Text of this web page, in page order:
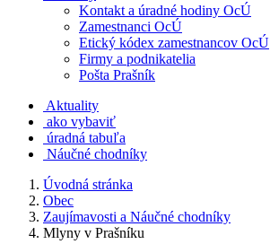
Kontakt a úradné hodiny OcÚ
Zamestnanci OcÚ
Etický kódex zamestnancov OcÚ
Firmy a podnikatelia
Pošta Prašník
Aktuality
ako vybaviť
úradná tabuľa
Náučné chodníky
Úvodná stránka
Obec
Zaujímavosti a Náučné chodníky
Mlyny v Prašníku